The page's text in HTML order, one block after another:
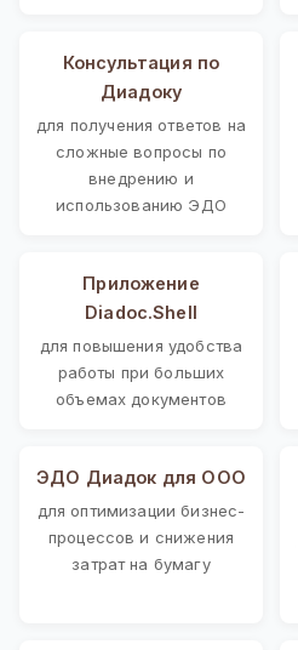
Консультация по
Диадоку
для получения ответов на
сложные вопросы по
внедрению и
использованию ЭДО
Приложение
Diadoc.Shell
для повышения удобства
работы при больших
объемах документов
ЭДО Диадок для ООО
для оптимизации бизнес-
процессов и снижения
затрат на бумагу